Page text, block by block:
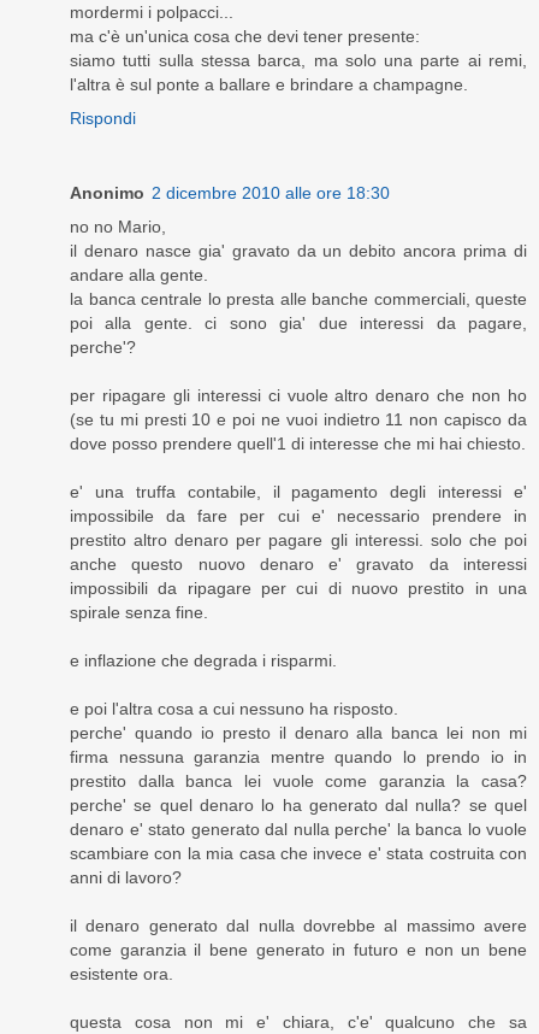
mordermi i polpacci...
ma c'è un'unica cosa che devi tener presente:
siamo tutti sulla stessa barca, ma solo una parte ai remi,
l'altra è sul ponte a ballare e brindare a champagne.
Rispondi
Anonimo 2 dicembre 2010 alle ore 18:30
no no Mario,
il denaro nasce gia' gravato da un debito ancora prima di
andare alla gente.
la banca centrale lo presta alle banche commerciali, queste
poi alla gente. ci sono gia' due interessi da pagare,
perche'?
per ripagare gli interessi ci vuole altro denaro che non ho
(se tu mi presti 10 e poi ne vuoi indietro 11 non capisco da
dove posso prendere quell'1 di interesse che mi hai chiesto.
e' una truffa contabile, il pagamento degli interessi e'
impossibile da fare per cui e' necessario prendere in
prestito altro denaro per pagare gli interessi. solo che poi
anche questo nuovo denaro e' gravato da interessi
impossibili da ripagare per cui di nuovo prestito in una
spirale senza fine.
e inflazione che degrada i risparmi.
e poi l'altra cosa a cui nessuno ha risposto.
perche' quando io presto il denaro alla banca lei non mi
firma nessuna garanzia mentre quando lo prendo io in
prestito dalla banca lei vuole come garanzia la casa?
perche' se quel denaro lo ha generato dal nulla? se quel
denaro e' stato generato dal nulla perche' la banca lo vuole
scambiare con la mia casa che invece e' stata costruita con
anni di lavoro?
il denaro generato dal nulla dovrebbe al massimo avere
come garanzia il bene generato in futuro e non un bene
esistente ora.
questa cosa non mi e' chiara, c'e' qualcuno che sa